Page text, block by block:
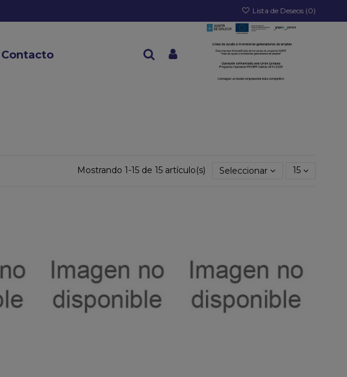
Lista de Deseos (0)
Contacto
Mostrando 1-15 de 15 artículo(s) Seleccionar 15